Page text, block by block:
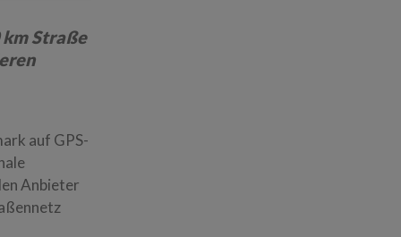
Straße
auf GPS-
Anbieter